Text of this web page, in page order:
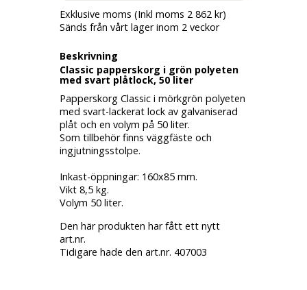
Exklusive moms (Inkl moms 2 862 kr)
Sänds från vårt lager inom 2 veckor
Beskrivning
Classic papperskorg i grön polyeten
med svart plåtlock, 50 liter
Papperskorg Classic i mörkgrön polyeten
med svart-lackerat lock av galvaniserad
plåt och en volym på 50 liter.
Som tillbehör finns väggfäste och
ingjutningsstolpe.
Inkast-öppningar: 160x85 mm.
Vikt 8,5 kg.
Volym 50 liter.
Den här produkten har fått ett nytt
art.nr.
Tidigare hade den art.nr. 407003